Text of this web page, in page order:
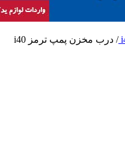
/ درب مخزن پمپ ترمز i40